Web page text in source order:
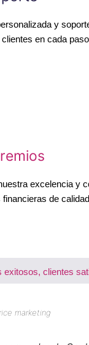
y
en cada
excelencia y
de
exitosos, clientes
marketing